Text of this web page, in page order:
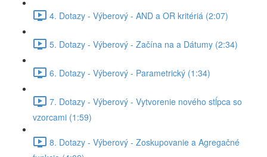
4. Dotazy - Výberový - AND a OR kritériá (2:07)
5. Dotazy - Výberový - Začína na a Dátumy (2:34)
6. Dotazy - Výberový - Parametrický (1:34)
7. Dotazy - Výberový - Vytvorenie nového stĺpca so
vzorcami (1:59)
8. Dotazy - Výberový - Zoskupovanie a Agregačné